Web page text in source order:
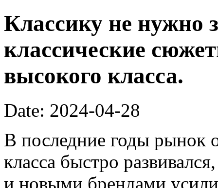
Классику не нужно
классические
высокого класса.
Date: 2024-04-28
В последние годы рынок
класса быстро
и новыми брендами